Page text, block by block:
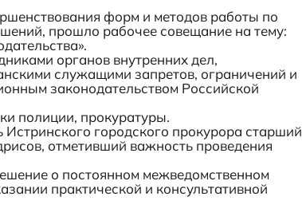
форм и методов работы по
прошло рабочее совещание на тему:
органов внутренних дел,
служащими запретов, ограничений и
законодательством Российской
полиции, прокуратуры.
городского прокурора старший
отметивший важность проведения
о постоянном межведомственном
практической и консультативной